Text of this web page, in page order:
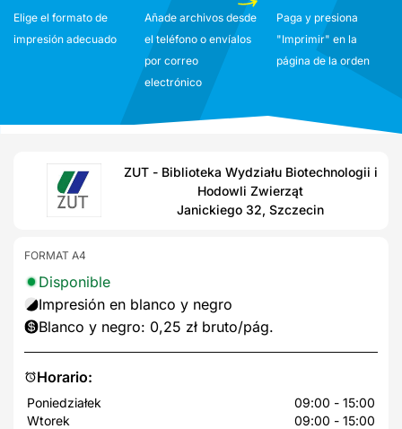
Elige el formato de
impresión adecuado
Añade archivos desde
el teléfono o envíalos
por correo
electrónico
Paga y presiona
"Imprimir" en la
página de la orden
ZUT - Biblioteka Wydziału Biotechnologii i
Hodowli Zwierząt
Janickiego 32, Szczecin
Horario:
Poniedziałek
09:00 - 15:00
Wtorek
09:00 - 15:00
FORMAT A4
Disponible
Impresión en blanco y negro
Blanco y negro: 0,25 zł bruto/pág.